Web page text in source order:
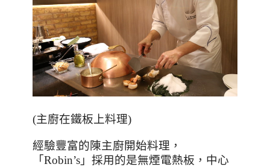
(主廚在鐵板上料理)
經驗豐富的陳主廚開始料理，
「Robin’s 」採用的是無煙電熱板，中心